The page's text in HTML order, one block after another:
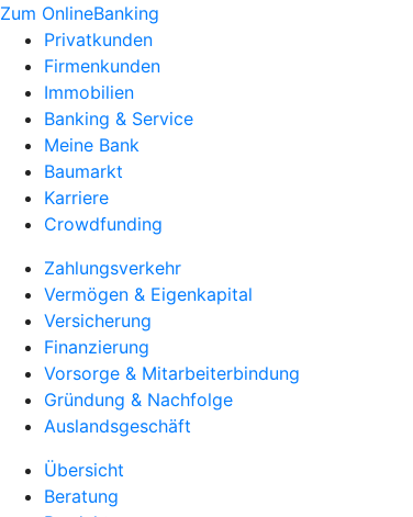
Zum OnlineBanking
Privatkunden
Firmenkunden
Immobilien
Banking & Service
Meine Bank
Baumarkt
Karriere
Crowdfunding
Zahlungsverkehr
Vermögen & Eigenkapital
Versicherung
Finanzierung
Vorsorge & Mitarbeiterbindung
Gründung & Nachfolge
Auslandsgeschäft
Übersicht
Beratung